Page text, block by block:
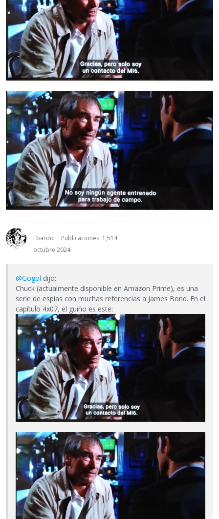
Ebardo
Publicaciones: 1,514
octubre 2024
@Gogol dijo:
Chuck (actualmente disponible en Amazon Prime), es una
serie de espías con muchas referencias a James Bond. En el
capítulo 4x07, el guiño es este: